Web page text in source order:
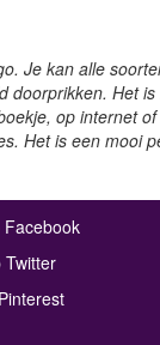
Je kan alle
doorprikken. Het is
op internet
Het is een mooi
Facebook
Twitter